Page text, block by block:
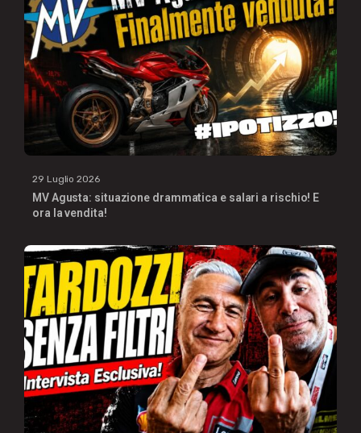
29 Luglio 2026
MV Agusta: situazione drammatica e salari a rischio! E
ora la vendita!